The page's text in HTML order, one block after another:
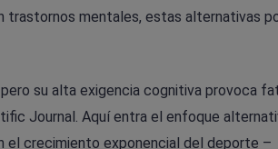
trastornos mentales, estas alternativas
su alta exigencia cognitiva provoca
Journal. Aquí entra el enfoque
el crecimiento exponencial del deporte –